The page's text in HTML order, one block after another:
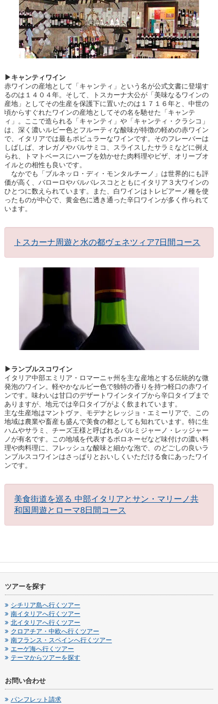
▶キャンティワイン
赤ワインの産地として「キャンティ」という名が公式文書に登場す
るのは１４０４年。そして、トスカーナ大公が「美味なるワインの
産地」としてその生産を保護下に置いたのは１７１６年と、中世の
頃からすぐれたワインの産地としてその名を馳せた「キャンテ
ィ」。ここで造られる「キャンティ」や「キャンティ・クラシコ」
は、深く濃いルビー色とフルーティな酸味が特徴の軽めの赤ワイン
で、イタリアでは最もポピュラーなワインです。そのフレーバーは
しばしば、オレガノやバルサミコ、スライスしたサラミなどに例え
られ、トマトベースにハーブを効かせた肉料理やピザ、オリーブオ
イルとの相性も良いです。
なかでも「ブルネッロ・ディ・モンタルチーノ」は世界的にも評
価が高く、バローロやバルバレスコとともにイタリア３大ワインの
ひとつに数えられています。また、白ワインはトレビアーノ種を使
ったものが中心で、黄金色に透き通った辛口ワインが多く作られて
います。
トスカーナ周遊と水の都ヴェネツィア7日間コース
▶ランブルスコワイン
イタリア中部エミリア・ロマーニャ州を主な産地とする伝統的な微
発泡のワイン。軽やかなルビー色で独特の香りを持つ軽口の赤ワイ
ンです。味わいは甘口のデザートワインタイプから辛口タイプまで
ありますが、地元では辛口タイプがよく飲まれています。
主な生産地はマントヴァ、モデナとレッジョ・エミーリアで、この
地域は農業や畜産も盛んで美食の都としても知れています。特に生
ハムやサラミ、チーズ王様と呼ばれるパルミジャーノ・レッジャー
ノが有名です。この地域を代表するボロネーゼなど味付けの濃い料
理や肉料理に、フレッシュな酸味と細かな泡で、のどごしの良いラ
ンブルスコワインはさっぱりとおいしくいただける食にあったワイ
ンです。
美食街道を巡る 中部イタリアとサン・マリーノ共
和国周遊とローマ8日間コース
ツアーを探す
シチリア島へ行くツアー
南イタリアへ行くツアー
北イタリアへ行くツアー
クロアチア・中欧へ行くツアー
南フランス・スペインへ行くツアー
エーゲ海へ行くツアー
テーマからツアーを探す
お問い合わせ
パンフレット請求